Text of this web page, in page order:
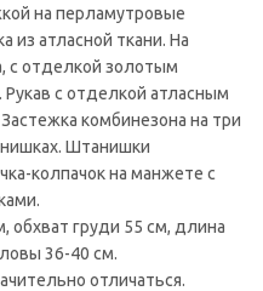
на перламутровые
из атласной ткани. На
с отделкой золотым
с отделкой атласным
комбинезона на три
Штанишки
колпачок на манжете с
обхват груди 55 см, длина
36-40 см.
отличаться.